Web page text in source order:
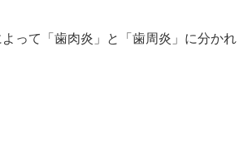
って「歯肉炎」と「歯周炎」に分かれ